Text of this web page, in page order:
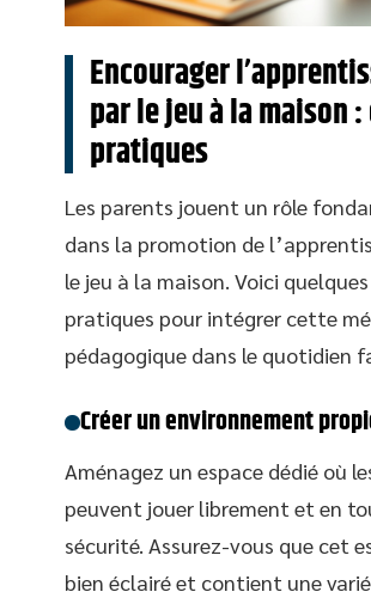
Encourager
par le jeu à la maison
pratiques
Les parents jouent un rôle
dans la promotion de
le jeu à la maison. Voici
pratiques pour intégrer cette
pédagogique dans le quotidien
Créer un environnement
Aménagez un espace dédié où
peuvent jouer librement et en
sécurité. Assurez-vous que cet
bien éclairé et contient une